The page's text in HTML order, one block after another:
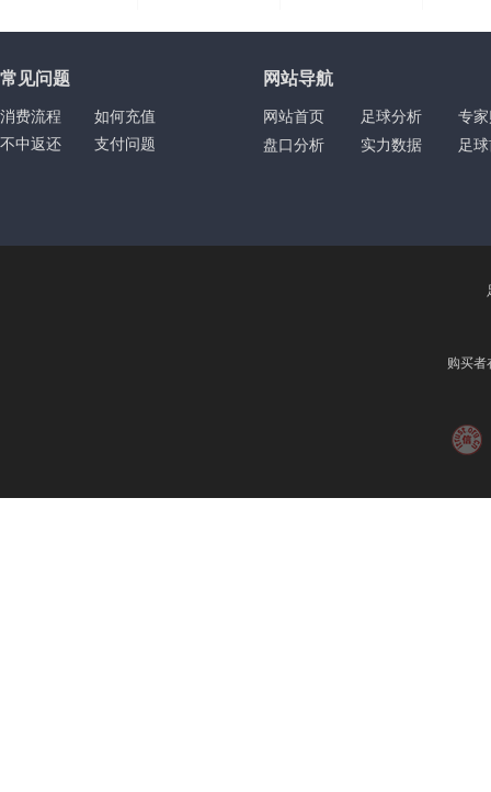
常见问题
消费流程
如何充值
不中返还
支付问题
网站导航
网站首页 足球分析
专
盘口分析
实力数据 足
购买者